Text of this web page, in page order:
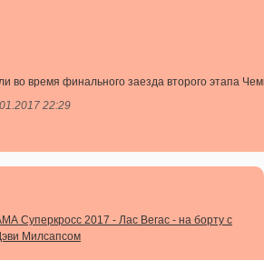
во время финального заезда второго этапа
22:29
Суперкросс 2017 - Лас Вегас - на борту с
Милсапсом